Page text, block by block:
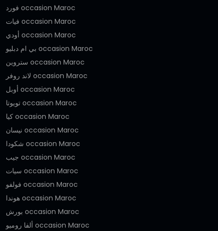
فورد occasion Maroc
فيات occasion Maroc
أودي occasion Maroc
بي ام دبليو occasion Maroc
ستروين occasion Maroc
لاند روفر occasion Maroc
أوبل occasion Maroc
تويوتا occasion Maroc
كيا occasion Maroc
نيسان occasion Maroc
شكودا occasion Maroc
جيب occasion Maroc
سيات occasion Maroc
فولفو occasion Maroc
هوندا occasion Maroc
بورش occasion Maroc
ألفا روميو occasion Maroc